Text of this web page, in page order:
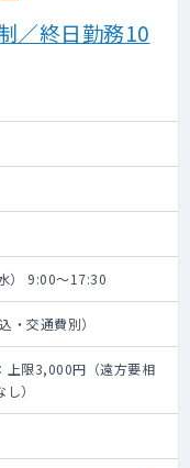
／終日勤務10
） 9:00～17:30
・交通費別）
上限3,000円（遠方要相
）